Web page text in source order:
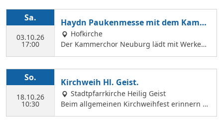
Sa.
03.10.26
17:00
Haydn Paukenmesse mit dem Kamm
erchor
Hofkirche
Der Kammerchor Neuburg lädt mit Werken
von Josef Haydn zum Konzert in der Hofkirch
ese Hob. XXIIIc:2 KAMMERCHOR NEUBURG S
olisten: KATHARINA WITTMANN Sopran JUDI
TH WERNER Alt TOBIAS GRÜNDL Tenor WILF
RIED MICHL Bass ORCHESTER COLLEGIUM M
So.
18.10.26
10:30
Kirchweih Hl. Geist.
Stadtpfarrkirche Heilig Geist
Beim allgemeinen Kirchweihfest erinnern wi
r uns an die Weihe der fünf Altäre von Hl. G